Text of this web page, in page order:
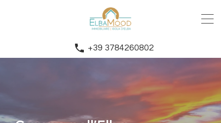
+39 3784260802